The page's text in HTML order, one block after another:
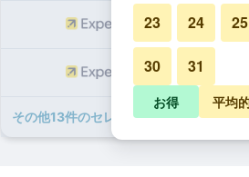
その他13​件のセレンディピティ ビーチ
23 24 25
30 31
お得 平均